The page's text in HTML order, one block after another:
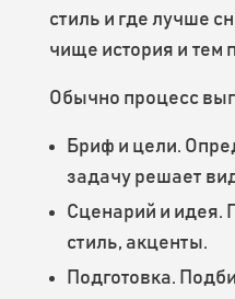
стиль и где лучше
чище история и тем
Обычно процесс
Бриф и цели.
задачу решает
Сценарий и идея.
стиль, акценты.
Подготовка.